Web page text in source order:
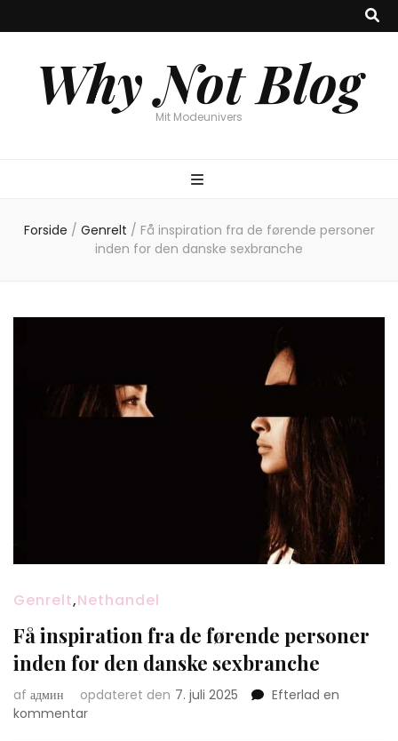
Why Not Blog
Mit Modeunivers
Forside / Genrelt / Få inspiration fra de førende personer
inden for den danske sexbranche
Genrelt,Nethandel
Få inspiration fra de førende personer
inden for den danske sexbranche
af админ opdateret den 7. juli 2025
Efterlad en
kommentaron